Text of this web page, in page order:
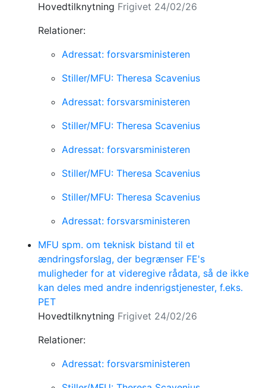
Hovedtilknytning Frigivet 24/02/26
Relationer:
Adressat: forsvarsministeren
Stiller/MFU: Theresa Scavenius
Adressat: forsvarsministeren
Stiller/MFU: Theresa Scavenius
Adressat: forsvarsministeren
Stiller/MFU: Theresa Scavenius
Stiller/MFU: Theresa Scavenius
Adressat: forsvarsministeren
MFU spm. om teknisk bistand til et
ændringsforslag, der begrænser FE's
muligheder for at videregive rådata, så de ikke
kan deles med andre indenrigstjenester, f.eks.
PET
Hovedtilknytning Frigivet 24/02/26
Relationer:
Adressat: forsvarsministeren